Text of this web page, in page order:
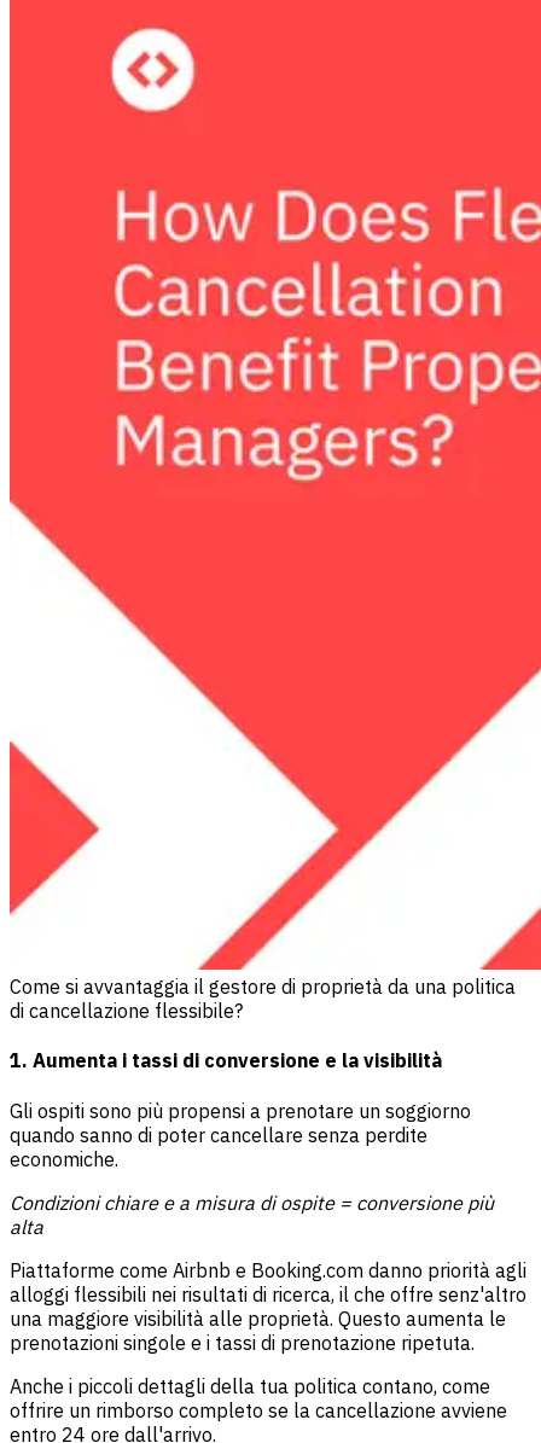
Come si avvantaggia il gestore di proprietà da una politica
di cancellazione flessibile?
1. Aumenta i tassi di conversione e la visibilità
Gli ospiti sono più propensi a prenotare un soggiorno
quando sanno di poter cancellare senza perdite
economiche.
Condizioni chiare e a misura di ospite = conversione più
alta
Piattaforme come Airbnb e Booking.com danno priorità agli
alloggi flessibili nei risultati di ricerca, il che offre senz'altro
una maggiore visibilità alle proprietà. Questo aumenta le
prenotazioni singole e i tassi di prenotazione ripetuta.
Anche i piccoli dettagli della tua politica contano, come
offrire un rimborso completo se la cancellazione avviene
entro 24 ore dall'arrivo.